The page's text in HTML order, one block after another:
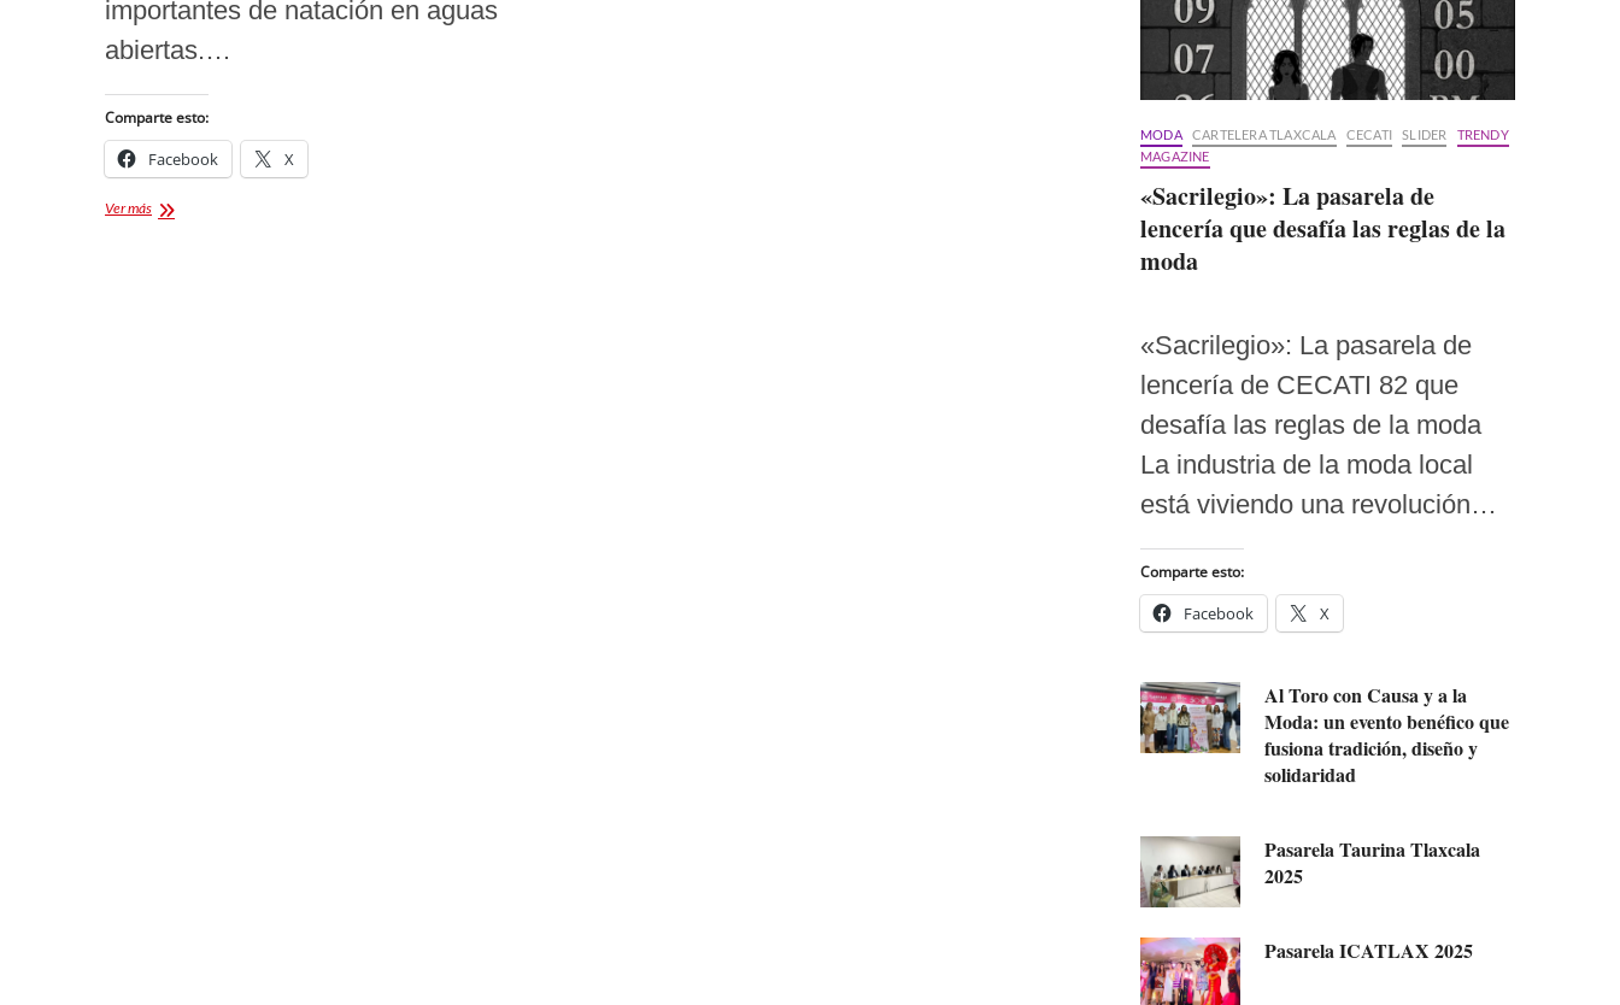
importantes de natación en aguas
abiertas.…
Comparte esto:
Facebook X
Ver másMujer
MODA CARTELERA TLAXCALA CECATI SLIDER
TRENDY
MAGAZINE
«Sacrilegio»: La pasarela de
lencería que desafía las reglas de la
moda
«Sacrilegio»: La pasarela de
lencería de CECATI 82 que
desafía las reglas de la moda
La industria de la moda local
está viviendo una revolución…
Comparte esto:
Facebook X
Al Toro con Causa y a la
Moda: un evento benéfico que
fusiona tradición, diseño y
solidaridad
Pasarela Taurina Tlaxcala
2025
Pasarela ICATLAX 2025